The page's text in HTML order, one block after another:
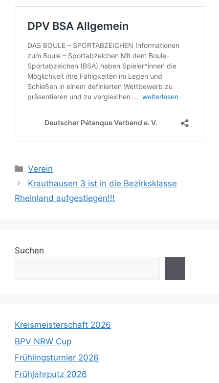
Kategorien
Verein
Krauthausen 3 ist in die Bezirksklasse
Rheinland aufgestiegen!!!
Suchen
Kreismeisterschaft 2026
BPV NRW Cup
Frühlingsturnier 2026
Frühjahrputz 2026